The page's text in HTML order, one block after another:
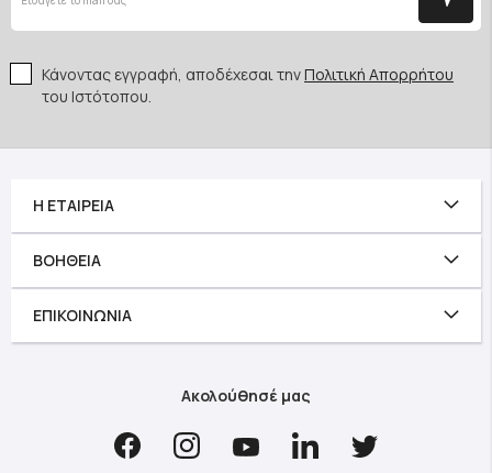
Κάνοντας εγγραφή, αποδέχεσαι τηνΠολιτική Απορρήτου
του Ιστότοπου.
Η ΕΤΑΙΡΕΊΑ
ΒΟΉΘΕΙΑ
ΕΠΙΚΟΙΝΩΝΊΑ
Ακολούθησέ μας